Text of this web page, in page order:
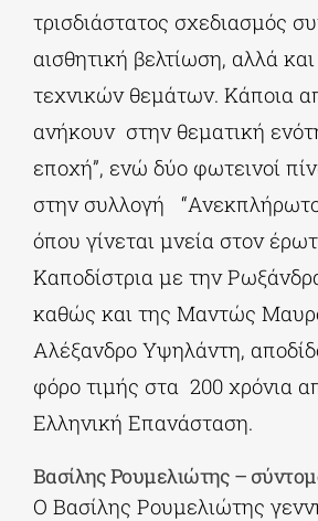
τρισδιάστατος σχεδιασμός
αισθητική βελτίωση, αλλά
τεχνικών θεμάτων. Κάποια
ανήκουν στην θεματική
εποχή”, ενώ δύο φωτεινοί
στην συλλογή
όπου γίνεται μνεία στον
Καποδίστρια με την
καθώς και της Μαντώς
Αλέξανδρο Υψηλάντη,
φόρο τιμής στα 200 χρόνια
Ελληνική Επανάσταση.
Βασίλης Ρουμελιώτης –
Ο Βασίλης Ρουμελιώτης